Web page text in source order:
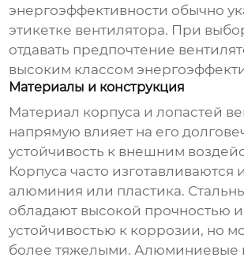
энергоэффективности обычно
этикетке вентилятора. При
отдавать предпочтение
высоким классом
Материалы и конструкция
Материал корпуса и лопастей
напрямую влияет на его
устойчивость к внешним
Корпуса часто изготавливаются
алюминия или пластика.
обладают высокой прочностью и
устойчивостью к коррозии, но
более тяжелыми. Алюминиевые